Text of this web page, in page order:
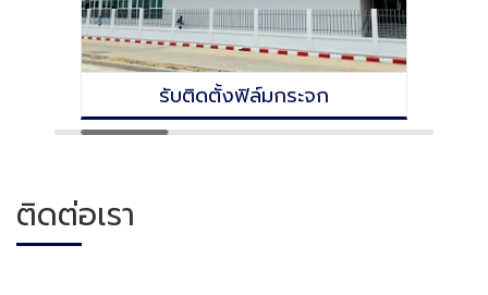
รับติดตั้งฟิล์มกระจก
ติดต่อเรา